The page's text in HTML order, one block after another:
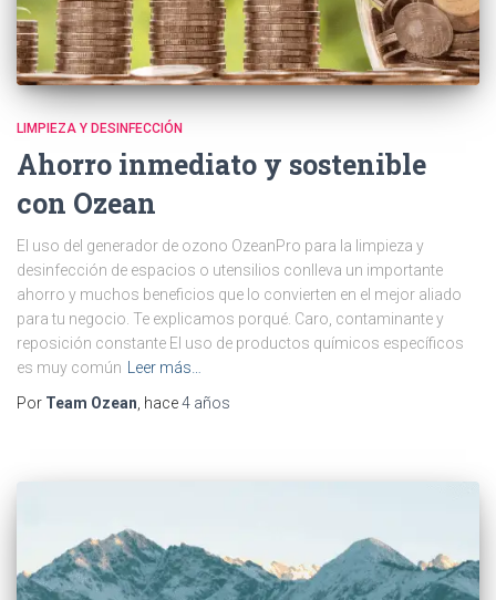
LIMPIEZA Y DESINFECCIÓN
Ahorro inmediato y sostenible
con Ozean
El uso del generador de ozono OzeanPro para la limpieza y
desinfección de espacios o utensilios conlleva un importante
ahorro y muchos beneficios que lo convierten en el mejor aliado
para tu negocio. Te explicamos porqué. Caro, contaminante y
reposición constante El uso de productos químicos específicos
es muy común
Leer más…
Por Team Ozean , hace4 años